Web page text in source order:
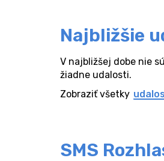
Najbližšie
V najbližšej dobe nie
žiadne udalosti.
Zobraziť všetky
SMS